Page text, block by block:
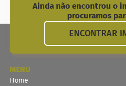
Ainda não encontrou o
procuramos
ENCONTRAR
MENU
Home